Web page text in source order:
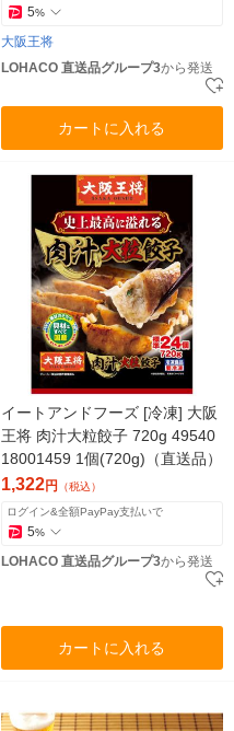
5%
大阪王将
LOHACO 直送品グループ3から発送
カートに入れる
イートアンドフーズ [冷凍] 大阪
王将 肉汁大粒餃子 720g 49540
18001459 1個(720g)（直送品）
1,322円 （税込）
ログイン&全額PayPay支払いで
5%
LOHACO 直送品グループ3から発送
カートに入れる